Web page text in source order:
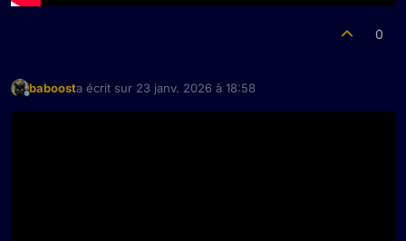
0
baboosta écrit sur 23 janv. 2026 à 18:58
dernière édition par